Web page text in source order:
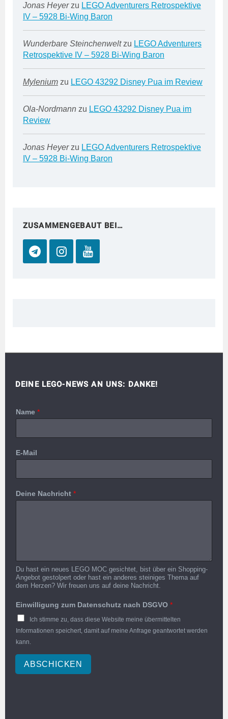
Jonas Heyerzu LEGO Adventurers Retrospektive
IV – 5928 Bi-Wing Baron
Wunderbare Steinchenweltzu LEGO Adventurers
Retrospektive IV – 5928 Bi-Wing Baron
Mylenium zu LEGO 43292 Disney Pua im Review
Ola-Nordmann zu LEGO 43292 Disney Pua im
Review
Jonas Heyerzu LEGO Adventurers Retrospektive
IV – 5928 Bi-Wing Baron
ZUSAMMENGEBAUT BEI…
DEINE LEGO-NEWS AN UNS: DANKE!
Name *
E-Mail
Deine Nachricht *
Du hast ein neues LEGO MOC gesichtet, bist über ein Shopping-
Angebot gestolpert oder hast ein anderes steiniges Thema auf
dem Herzen? Wir freuen uns auf deine Nachricht.
Einwilligung zum Datenschutz nach DSGVO *
Ich stimme zu, dass diese Website meine übermittelten
Informationen speichert, damit auf meine Anfrage geantwortet werden
kann.
ABSCHICKEN